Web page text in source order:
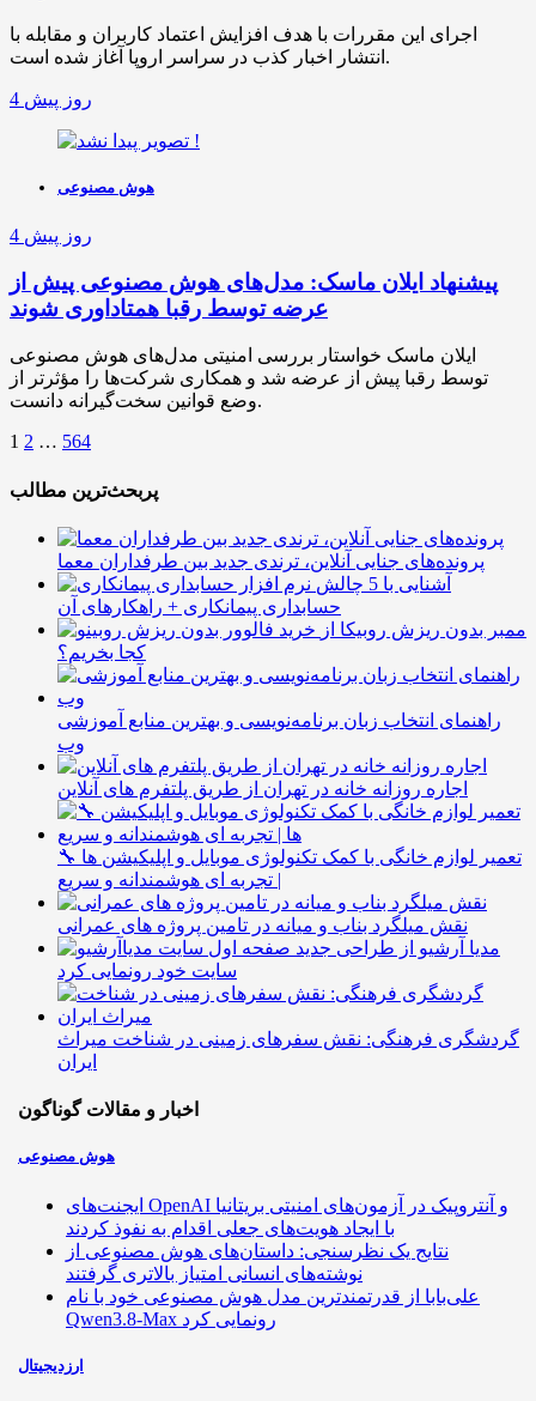
اجرای این مقررات با هدف افزایش اعتماد کاربران و مقابله با
انتشار اخبار کذب در سراسر اروپا آغاز شده است.
4 روز پیش
هوش مصنوعی
4 روز پیش
پیشنهاد ایلان ماسک: مدل‌های هوش مصنوعی پیش از
عرضه توسط رقبا همتاداوری شوند
ایلان ماسک خواستار بررسی امنیتی مدل‌های هوش مصنوعی
توسط رقبا پیش از عرضه شد و همکاری شرکت‌ها را مؤثرتر از
وضع قوانین سخت‌گیرانه دانست.
1 2 … 564
پربحث‌ترین مطالب
پرونده‌های جنایی آنلاین، ترندی جدید بین طرفداران معما
آشنایی با 5 چالش
حسابداری پیمانکاری + راهکارهای آن
ممبر بدون ریزش روبیکا از
کجا بخریم؟
راهنمای انتخاب زبان برنامه‌نویسی و بهترین منابع آموزشی
وب
اجاره روزانه خانه در تهران از طریق پلتفرم های آنلاین
🔧 تعمیر لوازم خانگی با کمک تکنولوژی موبایل و اپلیکیشن ها
| تجربه ای هوشمندانه و سریع
نقش میلگرد بناب و میانه در تامین پروژه های عمرانی
مدیا آرشیو از طراحی جدید
سایت خود رونمایی کرد
گردشگری فرهنگی: نقش سفرهای زمینی در شناخت میراث
ایران
اخبار و مقالات گوناگون
هوش مصنوعی
ایجنت‌های OpenAI و آنتروپیک در آزمون‌های امنیتی بریتانیا
با ایجاد هویت‌های جعلی اقدام به نفوذ کردند
نتایج یک نظرسنجی: داستان‌های هوش مصنوعی از
نوشته‌های انسانی امتیاز بالاتری گرفتند
علی‌بابا از قدرتمندترین مدل هوش مصنوعی خود با نام
Qwen3.8-Max رونمایی کرد
ارزدیجیتال